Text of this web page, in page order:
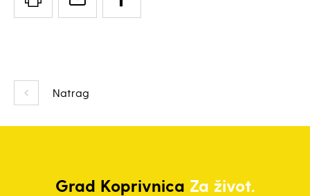
Natrag
Grad Koprivnica Za život.